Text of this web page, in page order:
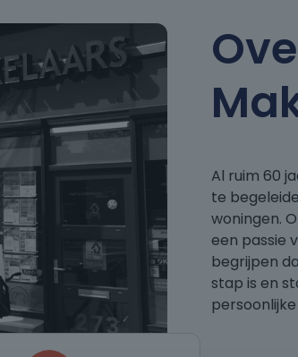
Al ruim 60
te
woningen.
een passie
begrijpen
stap is en